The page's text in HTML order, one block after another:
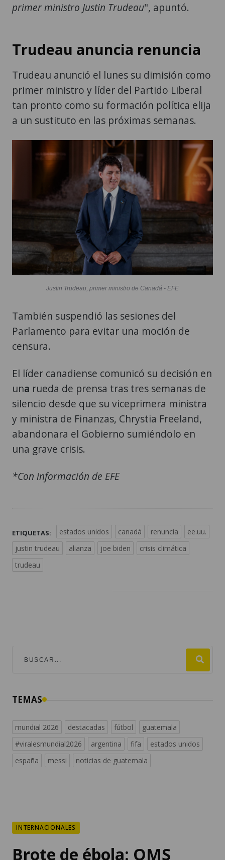
primer ministro Justin Trudeau", apuntó.
Trudeau anuncia renuncia
Trudeau anunció el lunes su dimisión como
primer ministro y líder del Partido Liberal
tan pronto como su formación política elija
a un sustituto en las próximas semanas.
Justin Trudeau, primer ministro de Canadá - EFE
También suspendió las sesiones del
Parlamento para evitar una moción de
censura.
El líder canadiense comunicó su decisión en
una rueda de prensa tras tres semanas de
silencio desde que su viceprimera ministra
y ministra de Finanzas, Chrystia Freeland,
abandonara el Gobierno sumiéndolo en
una grave crisis.
*Con información de EFE
ETIQUETAS: estados unidos canadá renuncia
ee.uu.
justin trudeau
alianza joe biden
crisis climática
trudeau
TEMAS
mundial 2026 destacadas fútbol
guatemala
#viralesmundial2026
argentina fifa
estados unidos
españa
messi noticias de guatemala
INTERNACIONALES
Brote de ébola: OMS